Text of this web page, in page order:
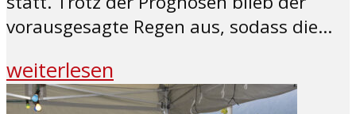
vorausgesagte Regen aus, sodass die...
weiterlesen